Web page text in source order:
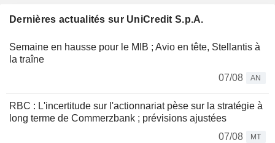
Dernières actualités sur UniCredit S.p.A.
Semaine en hausse pour le MIB ; Avio en tête, Stellantis à
la traîne
07/08
AN
RBC : L'incertitude sur l'actionnariat pèse sur la stratégie à
long terme de Commerzbank ; prévisions ajustées
07/08
MT